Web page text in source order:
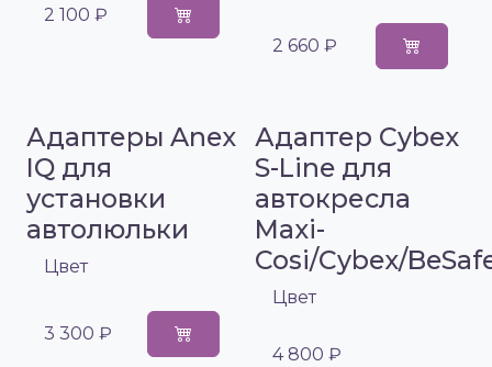
2 100 ₽
2 660 ₽
Адаптеры Anex
IQ для
установки
автолюльки
Цвет
3 300 ₽
Адаптер Cybex
S-Line для
автокресла
Maxi-
Cosi/Cybex/
Цвет
4 800 ₽